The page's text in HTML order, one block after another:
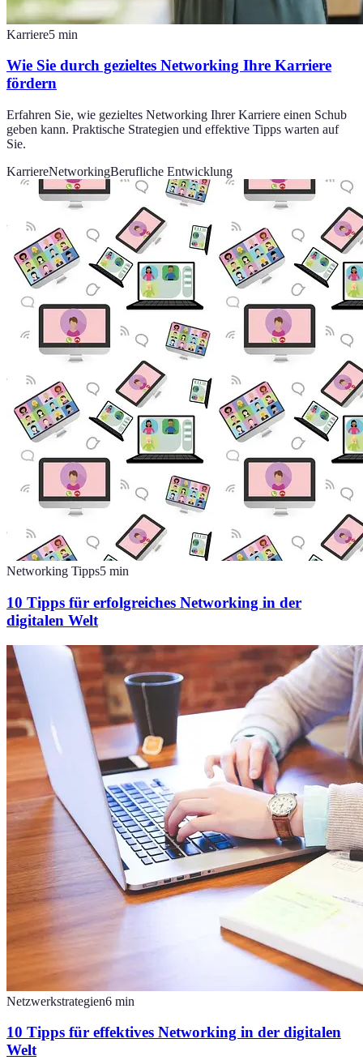
Karriere5 min
Wie Sie durch gezieltes Networking Ihre Karriere
fördern
Erfahren Sie, wie gezieltes Networking Ihrer Karriere einen Schub
geben kann. Praktische Strategien und effektive Tipps warten auf
Sie.
KarriereNetworkingBerufliche Entwicklung
Networking Tipps5 min
10 Tipps für erfolgreiches Networking in der
digitalen Welt
Netzwerkstrategien6 min
10 Tipps für effektives Networking in der digitalen
Welt